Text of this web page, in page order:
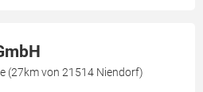
(27km von 21514 Niendorf)